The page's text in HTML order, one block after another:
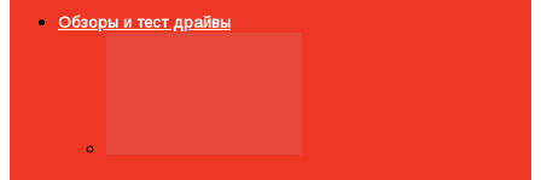
Обзоры и тест драйвы